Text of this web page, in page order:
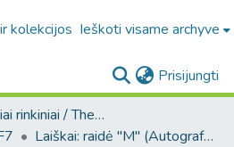
kolekcijos Ieškoti visame archyve
Prisijungti
5.4. Teminiai rinkiniai / Thematic collections
Laiškai: raidė "M" (Autografų kolekcija. F7)